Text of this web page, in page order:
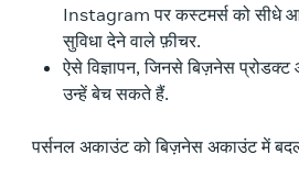
Instagram पर कस्टमर्स को सीधे
सुविधा देने वाले फ़ीचर.
ऐसे विज्ञापन, जिनसे बिज़नेस
उन्हें बेच सकते हैं.
पर्सनल अकाउंट को बिज़नेस अकाउंट में